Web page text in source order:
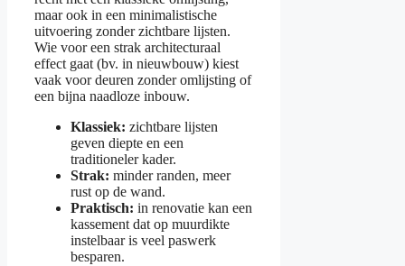
maar ook in een minimalistische
uitvoering zonder zichtbare lijsten.
Wie voor een strak architecturaal
effect gaat (bv. in nieuwbouw) kiest
vaak voor deuren zonder omlijsting of
een bijna naadloze inbouw.
Klassiek: zichtbare lijsten
geven diepte en een
traditioneler kader.
Strak: minder randen, meer
rust op de wand.
Praktisch: in renovatie kan een
kassement dat op muurdikte
instelbaar is veel paswerk
besparen.